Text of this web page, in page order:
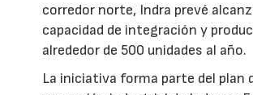
corredor norte, Indra prevé
capacidad de integración y
alrededor de 500 unidades al año.
La iniciativa forma parte del plan